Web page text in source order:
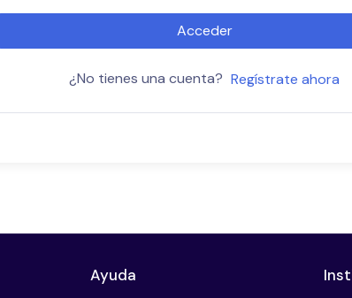
Acceder
¿No tienes una cuenta? Regístrate ahora
Ayuda